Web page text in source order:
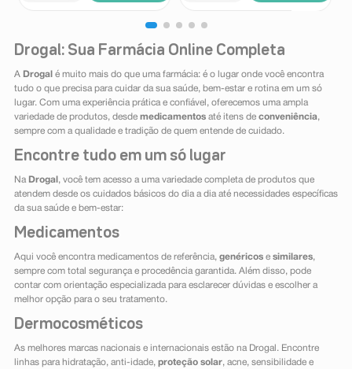
Drogal: Sua Farmácia Online Completa
A Drogal é muito mais do que uma farmácia: é o lugar onde você encontra
tudo o que precisa para cuidar da sua saúde, bem-estar e rotina em um só
lugar. Com uma experiência prática e confiável, oferecemos uma ampla
variedade de produtos, desde medicamentosaté itens de conveniência,
sempre com a qualidade e tradição de quem entende de cuidado.
Encontre tudo em um só lugar
Na Drogal , você tem acesso a uma variedade completa de produtos que
atendem desde os cuidados básicos do dia a dia até necessidades específicas
da sua saúde e bem-estar:
Medicamentos
Aqui você encontra medicamentos de referência, genéricose similares,
sempre com total segurança e procedência garantida. Além disso, pode
contar com orientação especializada para esclarecer dúvidas e escolher a
melhor opção para o seu tratamento.
Dermocosméticos
As melhores marcas nacionais e internacionais estão na Drogal. Encontre
linhas para hidratação, anti-idade, proteção solar, acne, sensibilidade e